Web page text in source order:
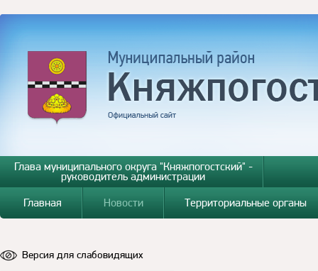
Глава муниципального округа "Княжпогостский" -
руководитель администрации
Главная
Новости Территориальные органы
Версия для слабовидящих